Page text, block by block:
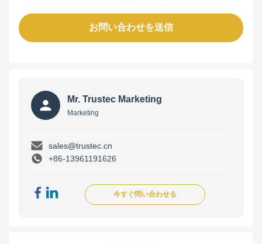
お問い合わせを送信
Mr. Trustec Marketing
Marketing
sales@trustec.cn
+86-13961191626
今すぐ問い合わせる